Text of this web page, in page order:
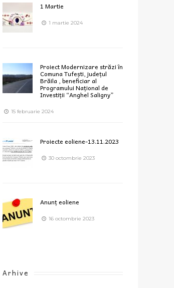
1 Martie
1 martie 2024
Proiect Modernizare străzi în
Comuna Tufești, județul
Brăila , beneficiar al
Programului Național de
Investiții “Anghel Saligny”
15 februarie 2024
Proiecte eoliene-13.11.2023
30 octombrie 2023
Anunț eoliene
16 octombrie 2023
Arhive